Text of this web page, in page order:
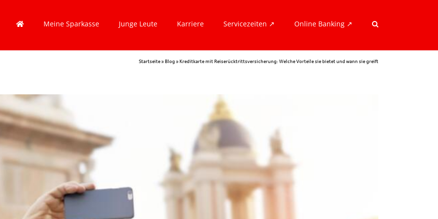
Meine Sparkasse Junge Leute Karriere Servicezeiten ↗︎ Online Banking ↗︎
Startseite» Blog » Kreditkarte mit Reiserücktrittsversicherung: Welche Vorteile sie bietet und wann sie greift